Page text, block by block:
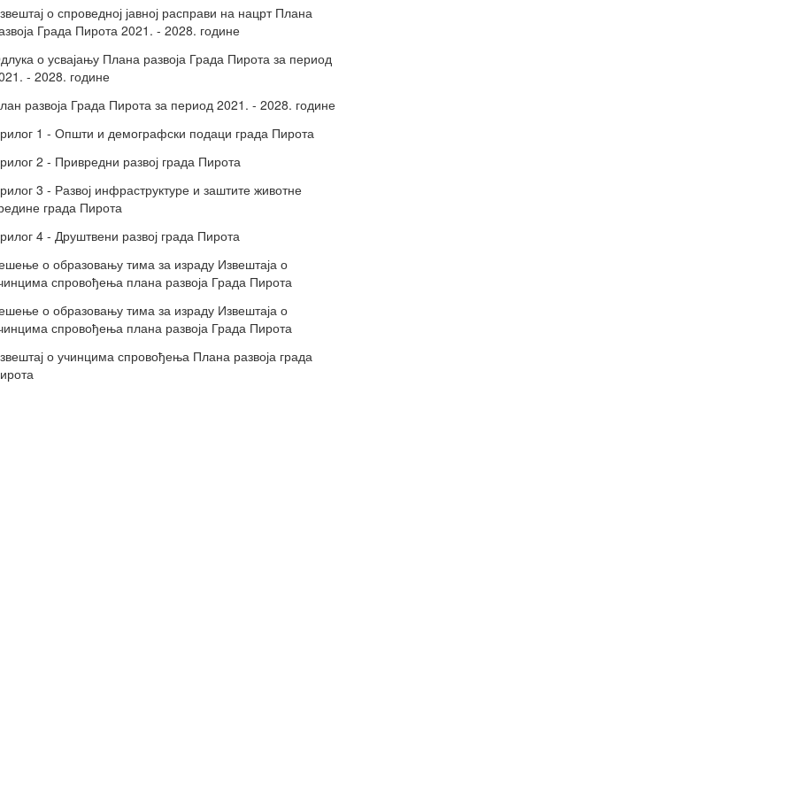
о спроведној јавној расправи на нацрт Плана
Града Пирота 2021. - 2028. године
о усвајању Плана развоја Града Пирота за период
- 2028. године
развоја Града Пирота за период 2021. - 2028. године
1 - Општи и демографски подаци града Пирота
2 - Привредни развој града Пирота
3 - Развој инфраструктуре и заштите животне
града Пирота
4 - Друштвени развој града Пирота
о образовању тима за израду Извештаја о
спровођења плана развоја Града Пирота
о образовању тима за израду Извештаја о
спровођења плана развоја Града Пирота
о учинцима спровођења Плана развоја града